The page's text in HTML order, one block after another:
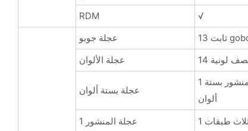
RDM
√
عجلة جوبو
عجلة الألوان
نصف لونية
عجلة بستة ألوان
1 قطعة، العمل مع المنشور يمكن أن يقدم تأثير المنشور بستة
ألوان
عجلة المنشور 1
طبقات